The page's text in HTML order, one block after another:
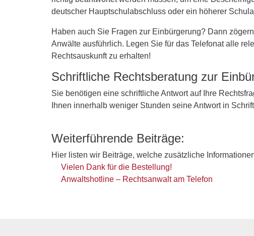
deutscher Hauptschulabschluss oder ein höherer
Haben auch Sie Fragen zur Einbürgerung? Dann
Anwälte ausführlich. Legen Sie für das Telefonat alle
Rechtsauskunft zu erhalten!
Schriftliche Rechtsberatung zur
Sie benötigen eine schriftliche Antwort auf Ihre
Ihnen innerhalb weniger Stunden seine Antwort in
Weiterführende Beiträge:
Hier listen wir Beiträge, welche zusätzliche
Vielen Dank für die Bestellung!
Anwaltshotline – Rechtsanwalt am Telefon